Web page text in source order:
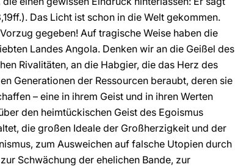
Das Licht ist schon in die Welt gekommen.
gegeben! Auf tragische Weise haben die
Landes Angola. Denken wir an die Geißel des
Rivalitäten, an die Habgier, die das Herz des
Generationen der Ressourcen beraubt, deren sie
– eine in ihrem Geist und in ihren Werten
den heimtückischen Geist des Egoismus
die großen Ideale der Großherzigkeit und der
zum Ausweichen auf falsche Utopien durch
Schwächung der ehelichen Bande, zur